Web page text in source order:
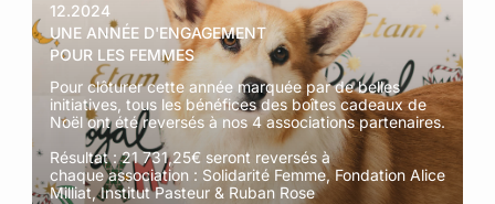
12.2024
UNE ANNÉE D'ENGAGEMENT
POUR LES FEMMES
Pour clôturer cette année marquée par de belles
initiatives, tous les bénéfices des boîtes cadeaux de
Noël ont été reversés à nos 4 associations partenaires.
Résultat : 21 731,25€ seront reversés à
chaque association : Solidarité Femme, Fondation Alice
Milliat, Institut Pasteur & Ruban Rose